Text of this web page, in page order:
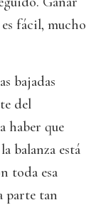
fácil, mucho
bajadas
del
haber que
balanza está
toda esa
parte tan